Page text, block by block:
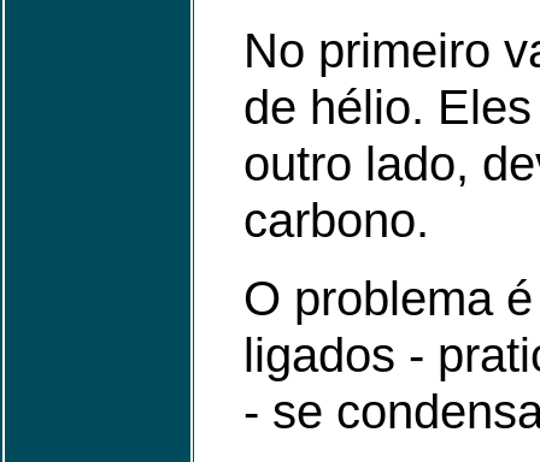
No primeiro
de hélio.
outro lado,
carbono.
O problema
ligados -
- se